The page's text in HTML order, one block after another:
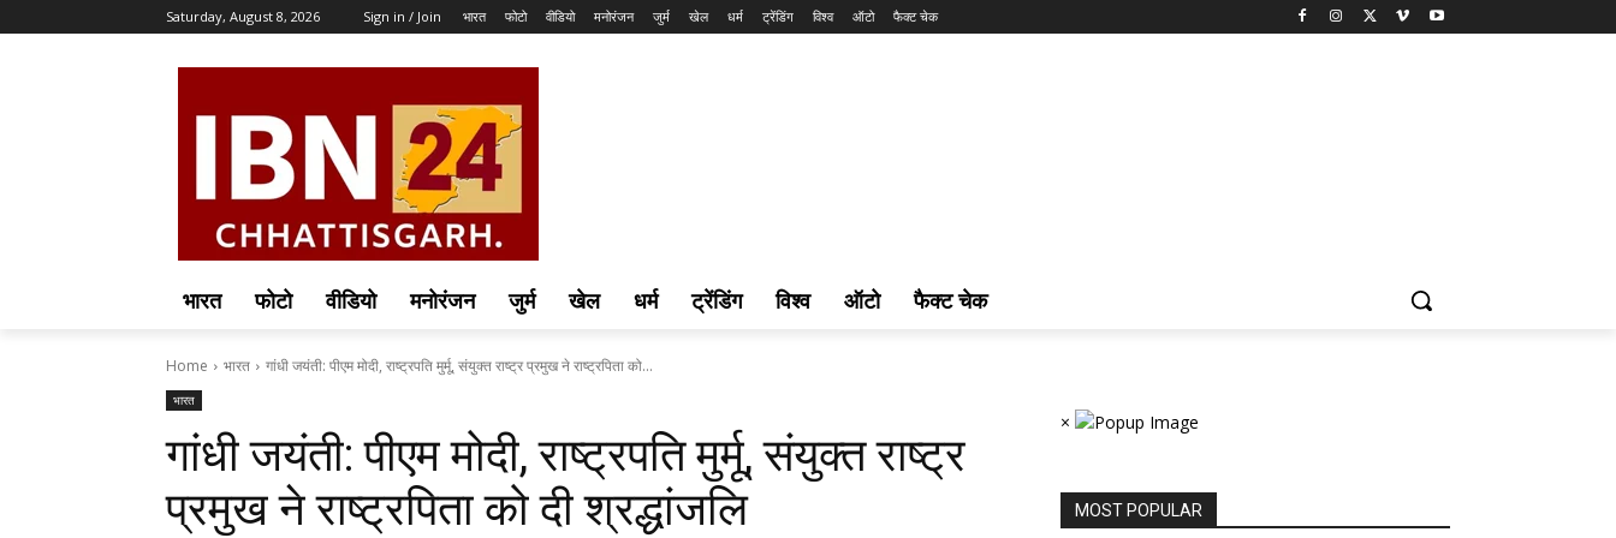
Saturday, August 8, 2026 Sign in / Join भारत फोटो वीडियो मनोरंजन जुर्म खेल धर्म ट्रेंडिंग विश्व ऑटो फैक्ट चेक
भारत फोटो वीडियो मनोरंजन जुर्म खेल धर्म ट्रेंडिंग विश्व ऑटो फैक्ट चेक
Home भारत गांधी जयंती: पीएम मोदी, राष्ट्रपति मुर्मू, संयुक्त राष्ट्र प्रमुख ने राष्ट्रपिता को...
भारत
गांधी जयंती: पीएम मोदी, राष्ट्रपति मुर्मू, संयुक्त राष्ट्र
प्रमुख ने राष्ट्रपिता को दी श्रद्धांजलि
×
MOST POPULAR